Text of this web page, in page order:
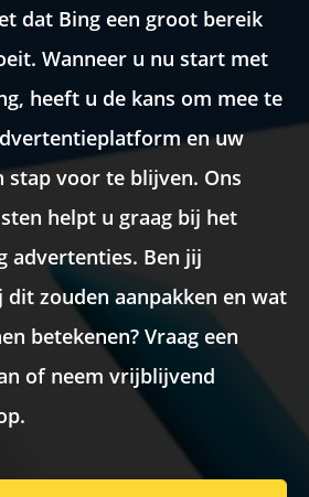
dat Bing een groot bereik
Wanneer u nu start met
heeft u de kans om mee te
en uw
stap voor te blijven. Ons
helpt u graag bij het
advertenties. Ben jij
zouden aanpakken en wat
betekenen? Vraag een
of neem vrijblijvend
*